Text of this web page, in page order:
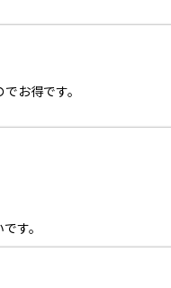
お得です。
す。